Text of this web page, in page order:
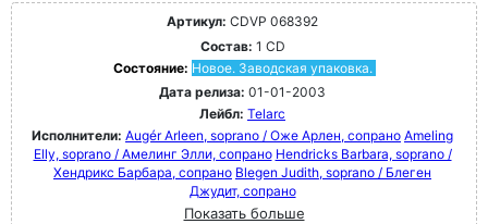
Артикул: CDVP 068392
Состав: 1 CD
Состояние: Новое. Заводская упаковка.
Дата релиза: 01-01-2003
Лейбл: Telarc
Исполнители: Augér Arleen, soprano / Оже Арлен, сопрано Ameling
Elly, soprano / Амелинг Элли, сопрано Hendricks Barbara, soprano /
Хендрикс Барбара, сопрано Blegen Judith, soprano / Блеген
Джудит, сопрано
Показать больше